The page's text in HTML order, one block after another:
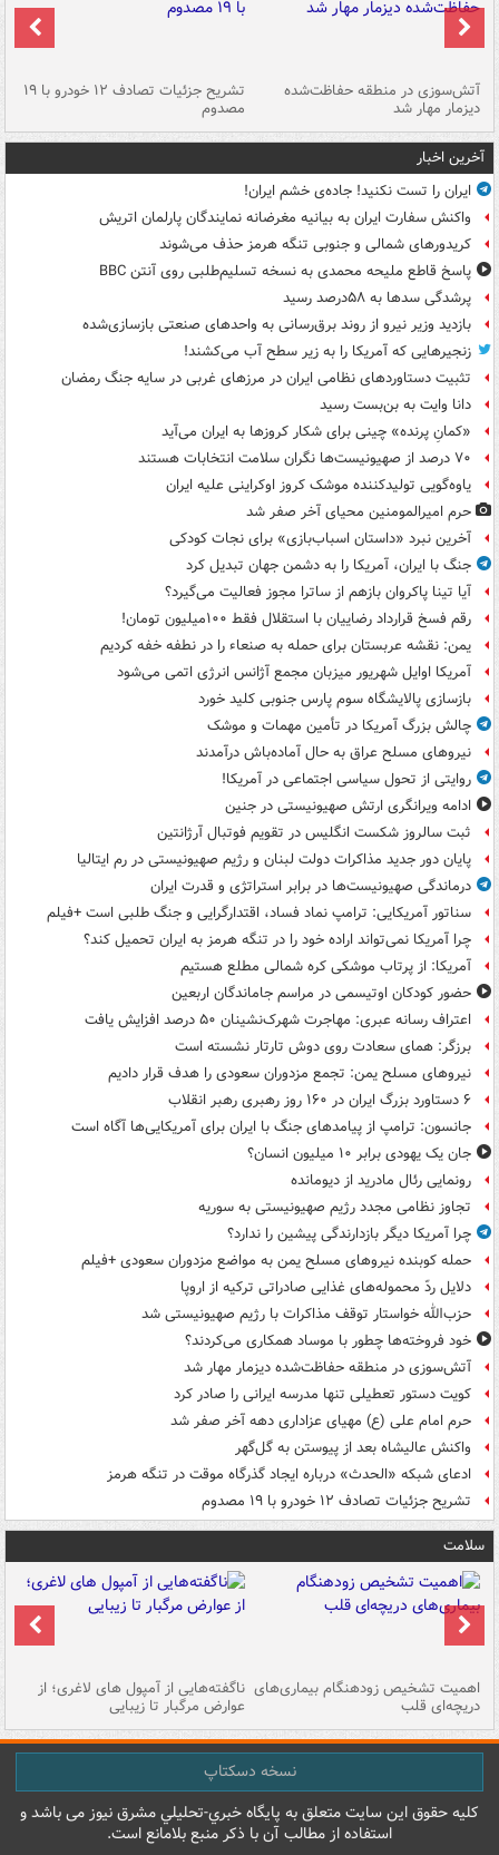
آتش‌سوزی در منطقه حفاظت‌شده
دیزمار مهار شد
تشریح جزئیات تصادف ۱۲ خودرو با ۱۹
مصدوم
آخرین اخبار
ایران را تست نکنید! جاده‌ی خشم ایران!
واکنش سفارت ایران به بیانیه مغرضانه نمایندگان پارلمان اتریش
کریدورهای شمالی و جنوبی تنگه هرمز حذف می‌شوند
پاسخ قاطع ملیحه محمدی به نسخه تسلیم‌طلبی روی آنتن BBC
پرشدگی سدها به ۵۸درصد رسید
بازدید وزیر نیرو از روند برق‌رسانی به واحدهای صنعتی بازسازی‌شده
زنجیرهایی که آمریکا را به زیر سطح آب می‌کشند!
تثبیت دستاوردهای نظامی ایران در مرزهای غربی در سایه جنگ رمضان
دانا وایت به بن‌بست رسید
«کمانِ پرنده» چینی برای شکار کروزها به ایران می‌آید
۷۰ درصد از صهیونیست‌ها نگران سلامت انتخابات هستند
یاوه‌گویی تولیدکننده موشک کروز اوکراینی علیه ایران
حرم امیرالمومنین محیای آخر صفر شد
آخرین نبرد «داستان اسباب‌بازی» برای نجات کودکی
جنگ با ایران، آمریکا را به دشمن جهان تبدیل کرد
آیا تینا پاکروان بازهم از ساترا مجوز فعالیت می‌گیرد؟
رقم فسخ قرارداد رضاییان با استقلال فقط ۱۰۰میلیون تومان!
یمن: نقشه عربستان برای حمله به صنعاء را در نطفه خفه کردیم
آمریکا اوایل شهریور میزبان مجمع آژانس انرژی اتمی می‌شود
بازسازی پالایشگاه سوم پارس جنوبی کلید خورد
چالش بزرگ آمریکا در تأمین مهمات و موشک
نیروهای مسلح عراق به حال آماده‌باش درآمدند
روایتی از تحول سیاسی اجتماعی در آمریکا!
ادامه ویرانگری ارتش صهیونیستی در جنین
ثبت سالروز شکست انگلیس در تقویم فوتبال آرژانتین
پایان دور جدید مذاکرات دولت لبنان و رژیم صهیونیستی در رم ایتالیا
درماندگی صهیونیست‌ها در برابر استراتژی و قدرت ایران
سناتور آمریکایی: ترامپ نماد فساد، اقتدارگرایی و جنگ طلبی است +فیلم
چرا آمریکا نمی‌تواند اراده خود را در تنگه هرمز به ایران تحمیل کند؟
آمریکا: از پرتاب موشکی کره شمالی مطلع هستیم
حضور کودکان اوتیسمی در مراسم جاماندگان اربعین
اعتراف رسانه عبری: مهاجرت شهرک‌نشینان ۵۰ درصد افزایش یافت
برزگر: همای سعادت روی دوش تارتار نشسته است
نیروهای مسلح یمن: تجمع مزدوران سعودی را هدف قرار دادیم
۶ دستاورد بزرگ ایران در ۱۶۰ روز رهبری رهبر انقلاب
جانسون: ترامپ از پیامدهای جنگ با ایران برای آمریکایی‌ها آگاه است
جان یک یهودی برابر ۱۰ میلیون انسان؟
رونمایی رئال مادرید از دیومانده
تجاوز نظامی مجدد رژیم صهیونیستی به سوریه
چرا آمریکا دیگر بازدارندگی پیشین را ندارد؟
حمله کوبنده نیروهای مسلح یمن به مواضع مزدوران سعودی +فیلم
دلایل ردّ محموله‌های غذایی صادراتی ترکیه از اروپا
حزب‌الله خواستار توقف مذاکرات با رژیم صهیونیستی شد
خود فروخته‌ها چطور با موساد همکاری می‌کردند؟
آتش‌سوزی در منطقه حفاظت‌شده دیزمار مهار شد
کویت دستور تعطیلی تنها مدرسه ایرانی را صادر کرد
حرم امام علی (ع) مهیای عزاداری دهه آخر صفر شد
واکنش عالیشاه بعد از پیوستن به گل‌گهر
ادعای شبکه «الحدث» درباره ایجاد گذرگاه موقت در تنگه هرمز
تشریح جزئیات تصادف ۱۲ خودرو با ۱۹ مصدوم
سلامت
اهمیت تشخیص زودهنگام بیماری‌های
دریچه‌ای قلب
ناگفته‌هایی از آمپول های لاغری؛ از
عوارض مرگبار تا زیبایی
نسخه دسکتاپ
کليه حقوق اين سايت متعلق به پایگاه خبري-تحليلي مشرق نيوز می باشد و
استفاده از مطالب آن با ذکر منبع بلامانع است.